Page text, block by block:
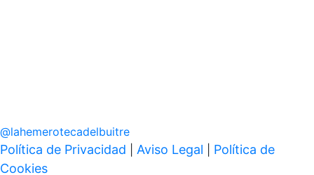
@lahemerotecadelbuitre
Política de Privacidad Aviso Legal
Política de
Cookies